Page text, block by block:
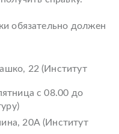
обязательно должен
22 (Институт
с 08.00 до
20А (Институт